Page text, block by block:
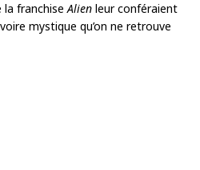
la franchiseAlien leur conféraient
mystique qu’on ne retrouve